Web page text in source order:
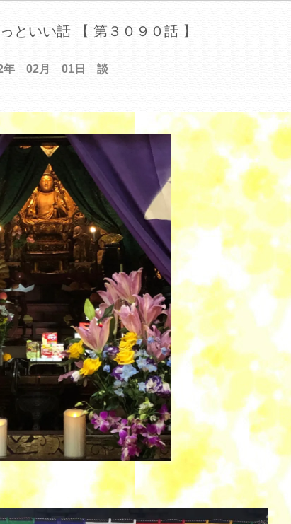
といい話 【 第３０９０話 】
年 02月 01日 談